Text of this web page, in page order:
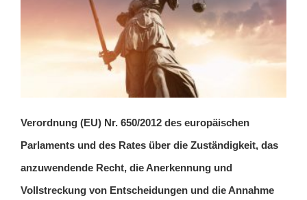
Verordnung (EU) Nr. 650/2012 des europäischen
Parlaments und des Rates über die Zuständigkeit, das
anzuwendende Recht, die Anerkennung und
Vollstreckung von Entscheidungen und die Annahme